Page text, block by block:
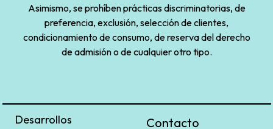
Asimismo, se prohíben prácticas discriminatorias, de
preferencia, exclusión, selección de clientes,
condicionamiento de consumo, de reserva del derecho
de admisión o de cualquier otro tipo.
Desarrollos Contacto